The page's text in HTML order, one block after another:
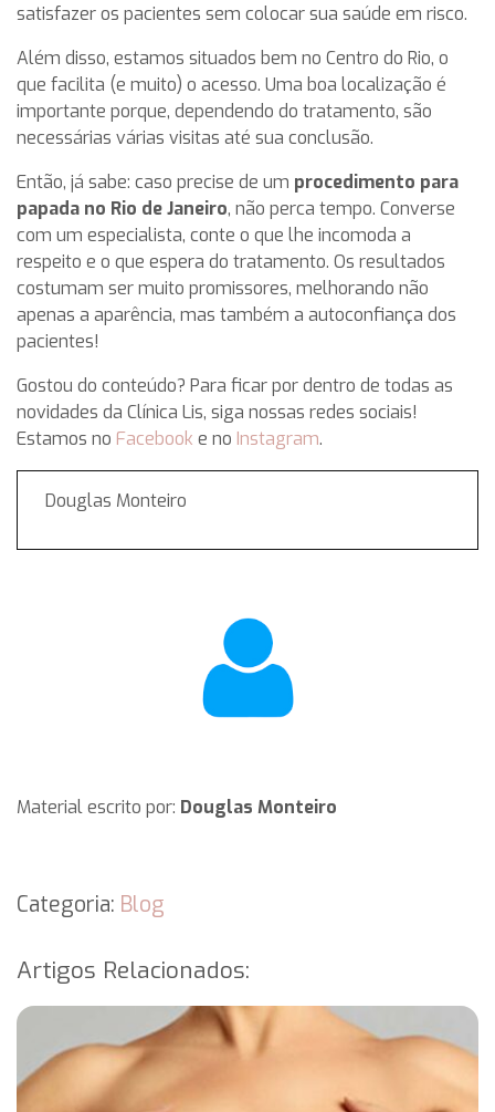
satisfazer os pacientes sem colocar sua saúde em risco.
Além disso, estamos situados bem no Centro do Rio, o
que facilita (e muito) o acesso. Uma boa localização é
importante porque, dependendo do tratamento, são
necessárias várias visitas até sua conclusão.
Então, já sabe: caso precise de um procedimento para
papada no Rio de Janeiro, não perca tempo. Converse
com um especialista, conte o que lhe incomoda a
respeito e o que espera do tratamento. Os resultados
costumam ser muito promissores, melhorando não
apenas a aparência, mas também a autoconfiança dos
pacientes!
Gostou do conteúdo? Para ficar por dentro de todas as
novidades da Clínica Lis, siga nossas redes sociais!
Estamos no Facebook e no Instagram.
Douglas Monteiro
Material escrito por: Douglas Monteiro
Categoria: Blog
Artigos Relacionados: